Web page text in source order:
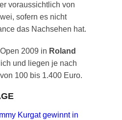
voraussichtlich von
sofern es nicht
das Nachsehen hat.
2009 in Roland
und liegen je nach
100 bis 1.400 Euro.
Kurgat gewinnt in